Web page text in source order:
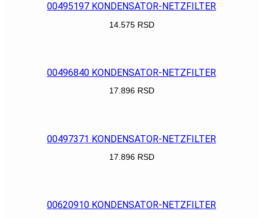
00495197 KONDENSATOR-NETZFILTER
14.575 RSD
00496840 KONDENSATOR-NETZFILTER
17.896 RSD
00497371 KONDENSATOR-NETZFILTER
17.896 RSD
00620910 KONDENSATOR-NETZFILTER